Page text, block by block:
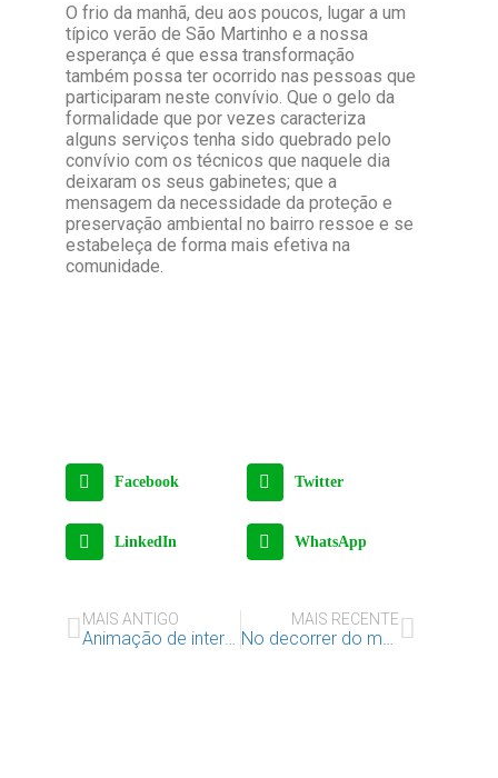
O frio da manhã, deu aos poucos, lugar a um
típico verão de São Martinho e a nossa
esperança é que essa transformação
também possa ter ocorrido nas pessoas que
participaram neste convívio. Que o gelo da
formalidade que por vezes caracteriza
alguns serviços tenha sido quebrado pelo
convívio com os técnicos que naquele dia
deixaram os seus gabinetes; que a
mensagem da necessidade da proteção e
preservação ambiental no bairro ressoe e se
estabeleça de forma mais efetiva na
comunidade.
Facebook Twitter
LinkedIn WhatsApp
MAIS ANTIGO
Animação de intervalo
MAIS RECENTE
No decorrer do mês de novembro…